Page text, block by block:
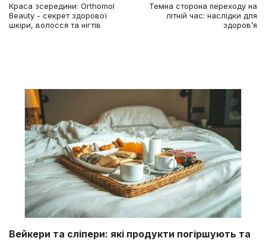
Вейкери та сліпери: які продукти погіршують та
Краса зсередини: Orthomol
Beauty - секрет здорової
шкіри, волосся та нігтів
Темна сторона переходу на
літній час: наслідки для
здоров’я